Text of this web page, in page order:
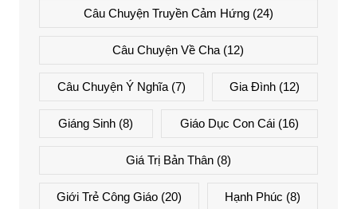
Câu Chuyện Truyền Cảm Hứng(24)
Câu Chuyện Về Cha (12)
Câu Chuyện Ý Nghĩa(7) Gia Đình (12)
Giáng Sinh (8) Giáo Dục Con Cái(16)
Giá Trị Bản Thân(8)
Giới Trẻ Công Giáo(20) Hạnh Phúc (8)